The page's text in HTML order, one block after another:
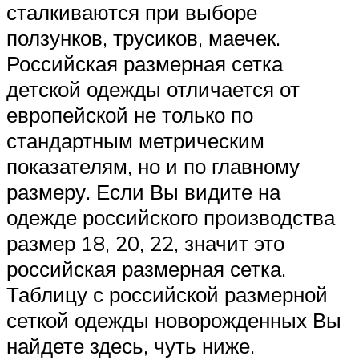
сталкиваются при выборе
ползунков, трусиков, маечек.
Российская размерная сетка
детской одежды отличается от
европейской не только по
стандартным метрическим
показателям, но и по главному
размеру. Если Вы видите на
одежде российского производства
размер 18, 20, 22, значит это
российская размерная сетка.
Таблицу с российской размерной
сеткой одежды новорожденных Вы
найдете здесь, чуть ниже.